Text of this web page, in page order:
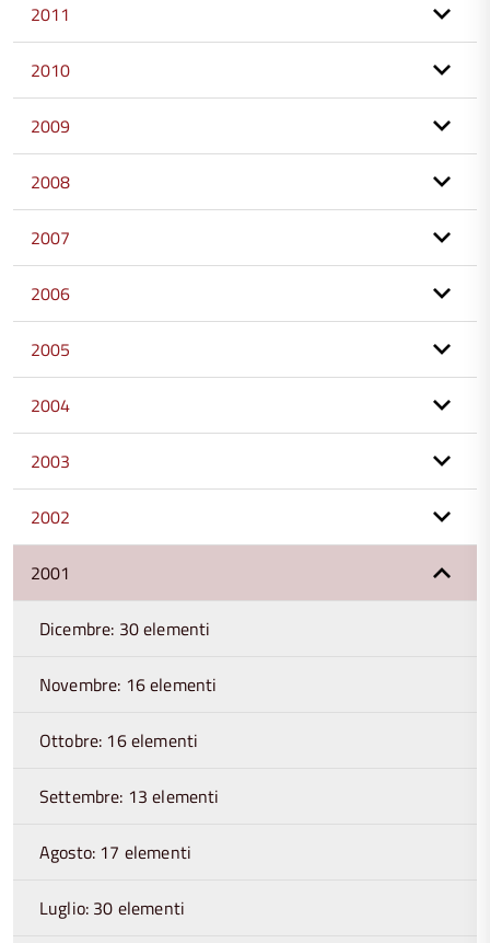
2011
2010
2009
2008
2007
2006
2005
2004
2003
2002
2001
Dicembre: 30 elementi
Novembre: 16 elementi
Ottobre: 16 elementi
Settembre: 13 elementi
Agosto: 17 elementi
Luglio: 30 elementi